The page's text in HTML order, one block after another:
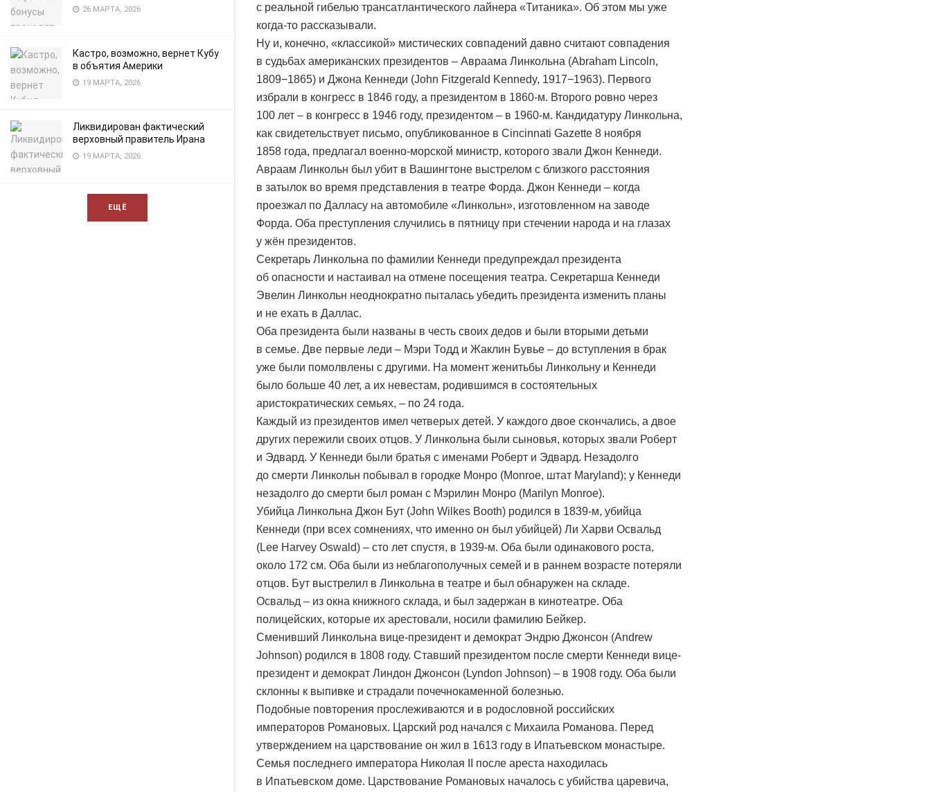
26 МАРТА, 2026
Кастро, возможно, вернет Кубу
в объятия Америки
19 МАРТА, 2026
Ликвидирован фактический
верховный правитель Ирана
19 МАРТА, 2026
ЕЩЁ
с реальной гибелью трансатлантического лайнера «Титаника». Об этом мы уже
когда-то рассказывали.
Ну и, конечно, «классикой» мистических совпадений давно считают совпадения
в судьбах американских президентов – Авраама Линкольна (Abraham Lincoln,
1809−1865) и Джона Кеннеди (John Fitzgerald Kennedy, 1917−1963). Первого
избрали в конгресс в 1846 году, а президентом в 1860-м. Второго ровно через
100 лет – в конгресс в 1946 году, президентом – в 1960-м. Кандидатуру Линкольна,
как свидетельствует письмо, опубликованное в Cincinnati Gazette 8 ноября
1858 года, предлагал военно-морской министр, которого звали Джон Кеннеди.
Авраам Линкольн был убит в Вашингтоне выстрелом с близкого расстояния
в затылок во время представления в театре Форда. Джон Кеннеди – когда
проезжал по Далласу на автомобиле «Линкольн», изготовленном на заводе
Форда. Оба преступления случились в пятницу при стечении народа и на глазах
у жён президентов.
Секретарь Линкольна по фамилии Кеннеди предупреждал президента
об опасности и настаивал на отмене посещения театра. Секретарша Кеннеди
Эвелин Линкольн неоднократно пыталась убедить президента изменить планы
и не ехать в Даллас.
Оба президента были названы в честь своих дедов и были вторыми детьми
в семье. Две первые леди – Мэри Тодд и Жаклин Бувье – до вступления в брак
уже были помолвлены с другими. На момент женитьбы Линкольну и Кеннеди
было больше 40 лет, а их невестам, родившимся в состоятельных
аристократических семьях, – по 24 года.
Каждый из президентов имел четверых детей. У каждого двое скончались, а двое
других пережили своих отцов. У Линкольна были сыновья, которых звали Роберт
и Эдвард. У Кеннеди были братья с именами Роберт и Эдвард. Незадолго
до смерти Линкольн побывал в городке Монро (Monroe, штат Maryland); у Кеннеди
незадолго до смерти был pоман с Мэрилин Монро (Marilyn Monroe).
Убийца Линкольна Джон Бут (John Wilkes Booth) родился в 1839-м, убийца
Кеннеди (при всех сомнениях, что именно он был убийцей) Ли Харви Освальд
(Lee Harvey Oswald) – сто лет спустя, в 1939-м. Оба были одинакового роста,
около 172 см. Оба были из неблагополучных семей и в раннем возрасте потеряли
отцов. Бут выстрелил в Линкольна в театре и был обнаружен на складе.
Освальд – из окна книжного склада, и был задержан в кинотеатре. Оба
полицейских, которые их арестовали, носили фамилию Бейкер.
Сменивший Линкольна вице-президент и демократ Эндрю Джонсон (Andrew
Johnson) родился в 1808 году. Ставший президентом после смерти Кеннеди вице-
президент и демократ Линдон Джонсон (Lyndon Johnson) – в 1908 году. Оба были
склонны к выпивке и страдали почечнокаменной болезнью.
Подобные повторения прослеживаются и в родословной российских
императоров Романовых. Царский род начался с Михаила Романова. Перед
утверждением на царствование он жил в 1613 году в Ипатьевском монастыре.
Семья последнего императора Николая II после ареста находилась
в Ипатьевском доме. Царствование Романовых началось с убийства царевича,